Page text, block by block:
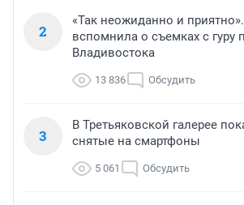
2
«Так неожиданно и
вспомнила о съемках с гуру
Владивостока
13 836 Обсудить
3
В Третьяковской галерее
снятые на смартфоны
5 061 Обсудить